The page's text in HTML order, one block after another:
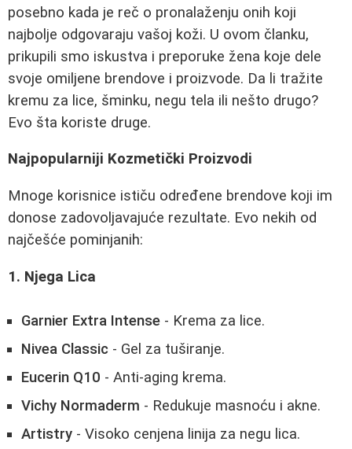
posebno kada je reč o pronalaženju onih koji
najbolje odgovaraju vašoj koži. U ovom članku,
prikupili smo iskustva i preporuke žena koje dele
svoje omiljene brendove i proizvode. Da li tražite
kremu za lice, šminku, negu tela ili nešto drugo?
Evo šta koriste druge.
Najpopularniji Kozmetički Proizvodi
Mnoge korisnice ističu određene brendove koji im
donose zadovoljavajuće rezultate. Evo nekih od
najčešće pominjanih:
1. Njega Lica
Garnier Extra Intense - Krema za lice.
Nivea Classic - Gel za tuširanje.
Eucerin Q10 - Anti-aging krema.
Vichy Normaderm - Redukuje masnoću i akne.
Artistry - Visoko cenjena linija za negu lica.